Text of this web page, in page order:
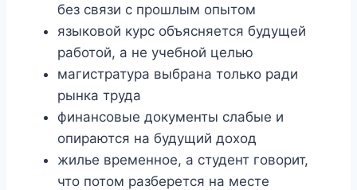
без связи с прошлым опытом
языковой курс объясняется будущей
работой, а не учебной целью
магистратура выбрана только ради
рынка труда
финансовые документы слабые и
опираются на будущий доход
жилье временное, а студент говорит,
что потом разберется на месте